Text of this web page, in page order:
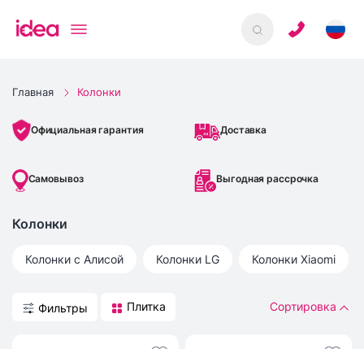
Главная Колонки
Официальная гарантия Доставка
Самовывоз Выгодная рассрочка
Колонки
Колонки с Алисой Колонки LG Колонки Xiaomi
Фильтры Плитка Сортировка